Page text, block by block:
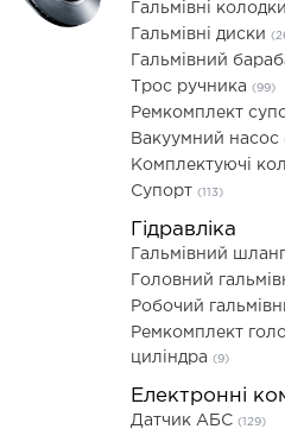
Гальмівні колодки
Гальмівні диски
Гальмівний
Трос ручника (99)
Ремкомплект
Вакуумний насос
Комплектуючі
Супорт (113)
Гідравліка
Гальмівний шланг
Головний
Робочий
Ремкомплект
циліндра (9)
Електронні
Датчик АБС (129)